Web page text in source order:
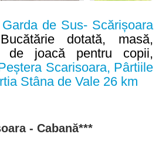
de Sus- Scărișoara
Bucătărie dotată, masă,
de joacă pentru copii,
Scarisoara, Pârtiile
Stâna de Vale 26 km
- Cabană***